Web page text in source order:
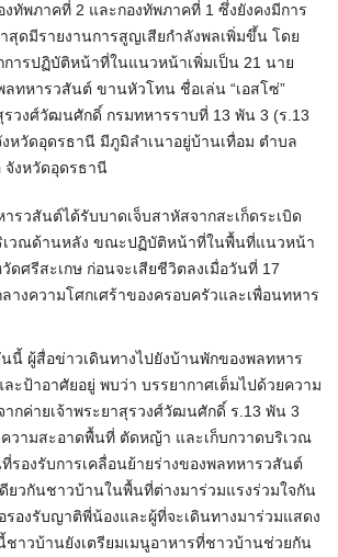
ทัพภาคที่ 2 และกองทัพภาคที่ 1 ซึ่งยังคงมีการ
สุดมีรายงานการสูญเสียกำลังพลเพิ่มขึ้น โดย
ารปฏิบัติหน้าที่ในแนวหน้าเพิ่มเป็น 21 นาย
ทหารวสันต์ ขานหัวโทน ชื่อเล่น “เอสโซ่”
รวงศ์วัฒนศักดิ์ กรมทหารราบที่ 13 พัน 3 (ร.13
หวัดอุดรธานี มีภูมิลำเนาอยู่บ้านเทื่อม ตำบล
จังหวัดอุดรธานี
รวสันต์ได้รับบาดเจ็บสาหัสจากสะเก็ดระเบิด
เวณด้านหลัง ขณะปฏิบัติหน้าที่ในพื้นที่แนวหน้า
ดศรีสะเกษ ก่อนจะเสียชีวิตลงเมื่อวันที่ 17
างความโศกเศร้าของครอบครัวและเพื่อนทหาร
นี้ ผู้สื่อข่าวเดินทางไปยังบ้านพักของพลทหาร
ะป้าอาศัยอยู่ พบว่า บรรยากาศเต็มไปด้วยความ
กค่ายเจ้าพระยาสุรวงศ์วัฒนศักดิ์ ร.13 พัน 3
วามสะอาดพื้นที่ ตัดหญ้า และเก็บกวาดบริเวณ
รองรับการเคลื่อนย้ายร่างของพลทหารวสันต์
ยวกันชาวบ้านในพื้นที่ต่างมาร่วมแรงร่วมใจกัน
รองรับญาติพี่น้องและผู้ที่จะเดินทางมาร่วมแสดง
ชาวบ้านยังเตรียมเมนูอาหารที่ชาวบ้านช่วยกัน